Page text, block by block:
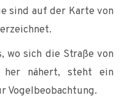
sind auf der Karte von
wo sich die Straße von
her nähert, steht ein
Vogelbeobachtung.